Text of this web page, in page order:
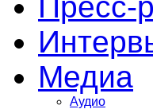
Пресс-
Медиа
Аудио